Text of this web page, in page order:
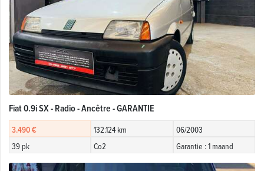
Fiat 0.9i SX - Radio - Ancêtre - GARANTIE
3.490 € 132.124 km
06/2003
39 pk
Co2 Garantie : 1 maand